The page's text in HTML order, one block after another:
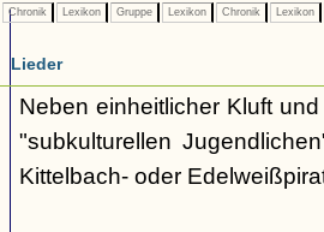
Chronik Lexikon Gruppe Lexikon Chronik Lexikon
Lieder
Neben einheitlicher Kluft
"subkulturellen
Kittelbach- oder